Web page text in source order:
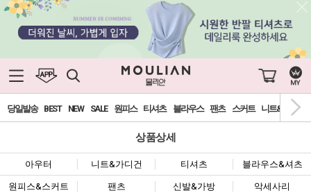
당일발송 BEST NEW SALE 원피스 티셔츠 블라우스 팬츠 스커트 니트&가디건
상품상세
아우터 니트&가디건 티셔츠 블라우스&셔츠
원피스&스커트 팬츠 신발&가방 악세사리